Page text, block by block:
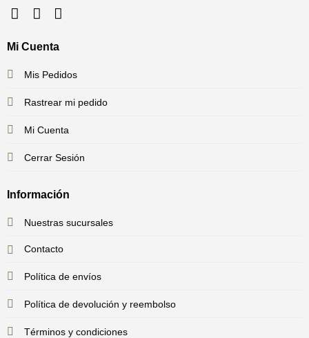
Mi Cuenta
Mis Pedidos
Rastrear mi pedido
Mi Cuenta
Cerrar Sesión
Información
Nuestras sucursales
Contacto
Política de envíos
Política de devolución y reembolso
Términos y condiciones